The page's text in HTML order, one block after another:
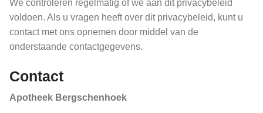
We controleren regelmatig of we aan dit privacybeleid
voldoen. Als u vragen heeft over dit privacybeleid, kunt u
contact met ons opnemen door middel van de
onderstaande contactgegevens.
Contact
Apotheek Bergschenhoek